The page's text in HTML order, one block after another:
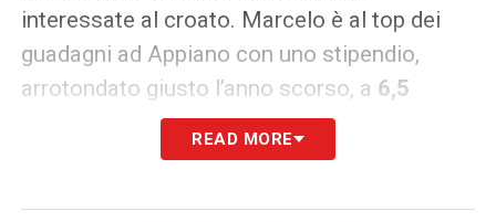
interessate al croato. Marcelo è al top dei
guadagni ad Appiano con uno stipendio,
arrotondato giusto l’anno scorso, a 6,5
di euro bonus compresi fino al
per un club stretto nell’autofinanziamento,
READ MORE